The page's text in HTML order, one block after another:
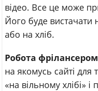
відео. Все це може
Його буде вистачати
або на хліб.
Робота фрілансером
на якомусь сайті для
«на вільному хлібі»